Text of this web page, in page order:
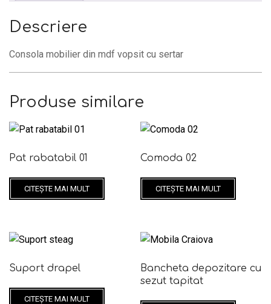
Descriere
Consola mobilier din mdf vopsit cu sertar
Produse similare
Pat rabatabil 01
CITEȘTE MAI MULT
Comoda 02
CITEȘTE MAI MULT
Suport drapel
CITEȘTE MAI MULT
Bancheta depozitare cu
sezut tapitat